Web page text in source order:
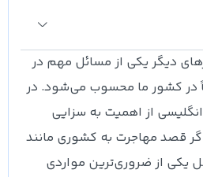
دیگر یکی از مسائل مهم در
در کشور ما محسوب می‌شود. در
از اهمیت به سزایی
قصد مهاجرت به کشوری مانند
یکی از ضروری‌ترین مواردی